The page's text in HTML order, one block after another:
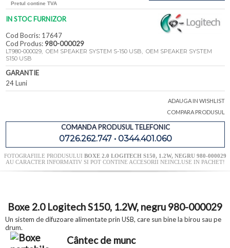
Pretul contine TVA
IN STOC FURNIZOR
Cod Bocris: 17647
Cod Produs: 980-000029
LT980-000029, OEM SPEAKER SYSTEM S-150 USB, OEM SPEAKER SYSTEM
S150 USB
GARANTIE
24 Luni
ADAUGA IN WISHLIST
COMPARA PRODUSUL
COMANDA PRODUSUL TELEFONIC
0726.262.747 • 0344.401.060
FOTOGRAFIILE PRODUSULUI BOXE 2.0 LOGITECH S150, 1.2W, NEGRU 980-000029
AU CARACTER INFORMATIV SI POT CONTINE ACCESORII NEINCLUSE IN PACHET!
Boxe 2.0 Logitech S150, 1.2W, negru 980-000029
Un sistem de difuzoare alimentate prin USB, care sun bine la birou sau pe
drum.
Cântec de munc